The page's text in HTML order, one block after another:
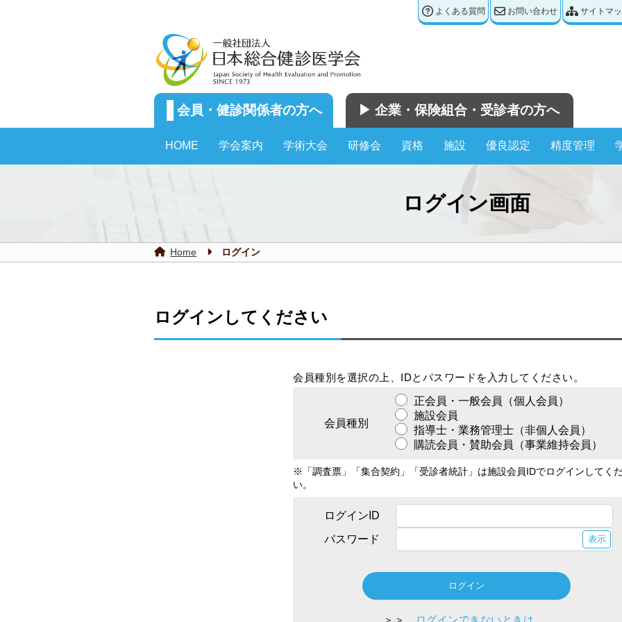
よくある質問 お問い合わせ サイトマ
会員・健診関係者の方へ ▶︎ 企業・保険組合・受診者の方へ
HOME 学会案内 学術大会 研修会 資格 施設 優良認定 精度管理
ログイン画面
Home ログイン
ログインしてください
会員種別を選択の上、IDとパスワードを入力してください。
会員種別
正会員・一般会員（個人会員）
施設会員
指導士・業務管理士（非個人会員）
購読会員・賛助会員（事業維持会員）
※「調査票」「集合契約」「受診者統計」は施設会員IDでログインしてく
い。
ログインID
パスワード
表示